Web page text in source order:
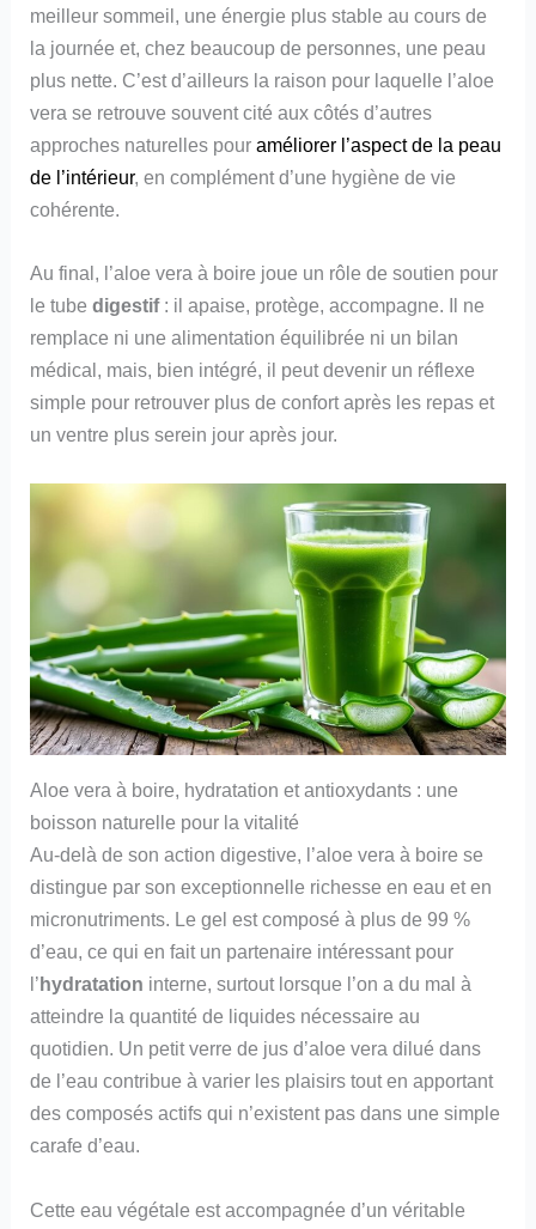
meilleur sommeil, une énergie plus stable au cours de
la journée et, chez beaucoup de personnes, une peau
plus nette. C’est d’ailleurs la raison pour laquelle l’aloe
vera se retrouve souvent cité aux côtés d’autres
approches naturelles pouraméliorer l’aspect de la peau
de l’intérieur, en complément d’une hygiène de vie
cohérente.
Au final, l’aloe vera à boire joue un rôle de soutien pour
le tubedigestif: il apaise, protège, accompagne. Il ne
remplace ni une alimentation équilibrée ni un bilan
médical, mais, bien intégré, il peut devenir un réflexe
simple pour retrouver plus de confort après les repas et
un ventre plus serein jour après jour.
Aloe vera à boire, hydratation et antioxydants : une
boisson naturelle pour la vitalité
Au-delà de son action digestive, l’aloe vera à boire se
distingue par son exceptionnelle richesse en eau et en
micronutriments. Le gel est composé à plus de 99 %
d’eau, ce qui en fait un partenaire intéressant pour
l’hydratation interne, surtout lorsque l’on a du mal à
atteindre la quantité de liquides nécessaire au
quotidien. Un petit verre de jus d’aloe vera dilué dans
de l’eau contribue à varier les plaisirs tout en apportant
des composés actifs qui n’existent pas dans une simple
carafe d’eau.
Cette eau végétale est accompagnée d’un véritable